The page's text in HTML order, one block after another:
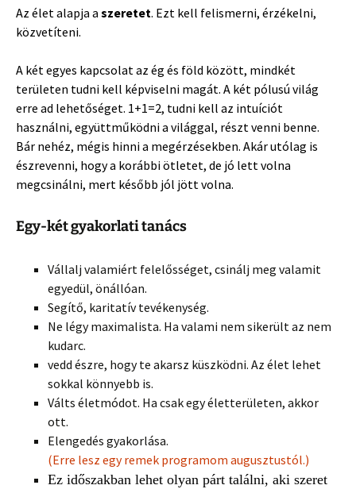
Az élet alapja a szeretet. Ezt kell felismerni, érzékelni,
közvetíteni.
A két egyes kapcsolat az ég és föld között, mindkét
területen tudni kell képviselni magát. A két pólusú világ
erre ad lehetőséget. 1+1=2, tudni kell az intuíciót
használni, együttműködni a világgal, részt venni benne.
Bár nehéz, mégis hinni a megérzésekben. Akár utólag is
észrevenni, hogy a korábbi ötletet, de jó lett volna
megcsinálni, mert később jól jött volna.
Egy-két gyakorlati tanács
Vállalj valamiért felelősséget, csinálj meg valamit
egyedül, önállóan.
Segítő, karitatív tevékenység.
Ne légy maximalista. Ha valami nem sikerült az nem
kudarc.
vedd észre, hogy te akarsz küszködni. Az élet lehet
sokkal könnyebb is.
Válts életmódot. Ha csak egy életterületen, akkor
ott.
Elengedés gyakorlása.
(Erre lesz egy remek programom augusztustól.)
Ez időszakban lehet olyan párt találni, aki szeret